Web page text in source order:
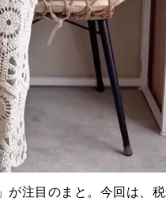
が注目のまと。今回は、